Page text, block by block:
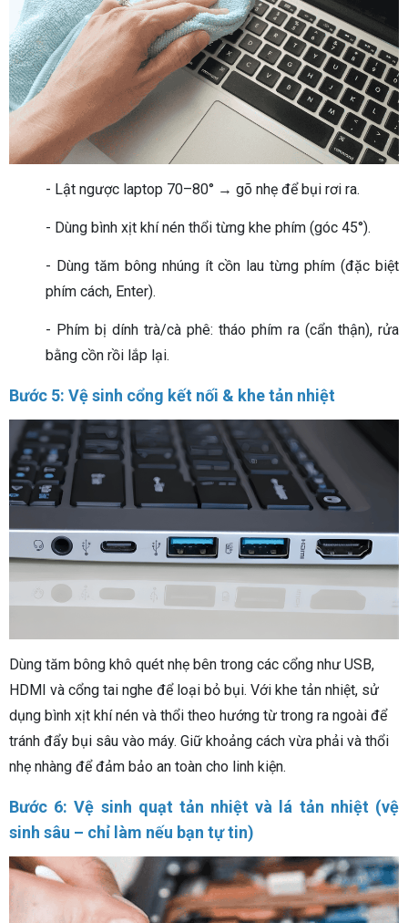
- Lật ngược laptop 70–80° → gõ nhẹ để bụi rơi ra.
- Dùng bình xịt khí nén thổi từng khe phím (góc 45°).
- Dùng tăm bông nhúng ít cồn lau từng phím (đặc biệt
phím cách, Enter).
- Phím bị dính trà/cà phê: tháo phím ra (cẩn thận), rửa
bằng cồn rồi lắp lại.
Bước 5: Vệ sinh cổng kết nối & khe tản nhiệt
Dùng tăm bông khô quét nhẹ bên trong các cổng như USB,
HDMI và cổng tai nghe để loại bỏ bụi. Với khe tản nhiệt, sử
dụng bình xịt khí nén và thổi theo hướng từ trong ra ngoài để
tránh đẩy bụi sâu vào máy. Giữ khoảng cách vừa phải và thổi
nhẹ nhàng để đảm bảo an toàn cho linh kiện.
Bước 6: Vệ sinh quạt tản nhiệt và lá tản nhiệt (vệ
sinh sâu – chỉ làm nếu bạn tự tin)